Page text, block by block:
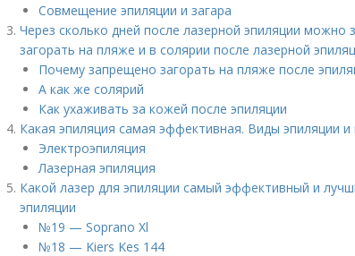
Совмещение эпиляции и загара
Через сколько дней после лазерной эпиляции можно
загорать на пляже и в солярии после лазерной
Почему запрещено загорать на пляже после
А как же солярий
Как ухаживать за кожей после эпиляции
Какая эпиляция самая эффективная. Виды эпиляции
Электроэпиляция
Лазерная эпиляция
Какой лазер для эпиляции самый эффективный и
эпиляции
№19 — Soprano Xl
№18 — Kiers Kes 144